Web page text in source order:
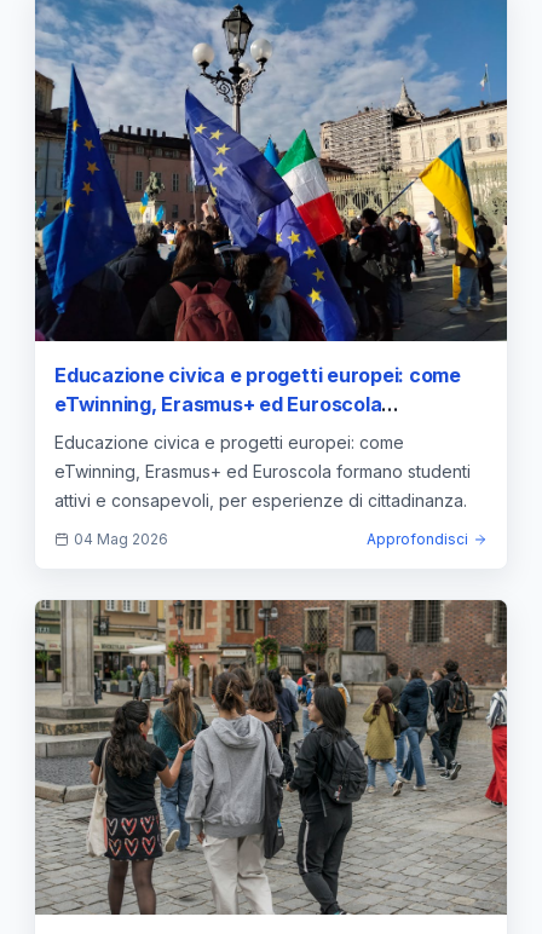
Educazione civica e progetti europei: come
eTwinning, Erasmus+ ed Euroscola
costruiscono giovani cittadini attivi e
consapevoli
Educazione civica e progetti europei: come
eTwinning, Erasmus+ ed Euroscola formano studenti
attivi e consapevoli, per esperienze di cittadinanza.
04 Mag 2026 Approfondisci